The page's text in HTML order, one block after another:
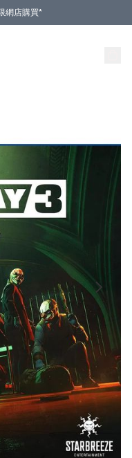
網店購買*